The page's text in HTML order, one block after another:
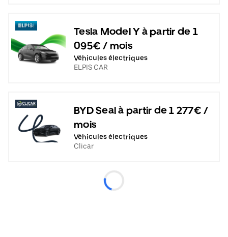
Tesla Model Y à partir de 1
095€ / mois
Véhicules électriques
ELPIS CAR
BYD Seal à partir de 1 277€ /
mois
Véhicules électriques
Clicar